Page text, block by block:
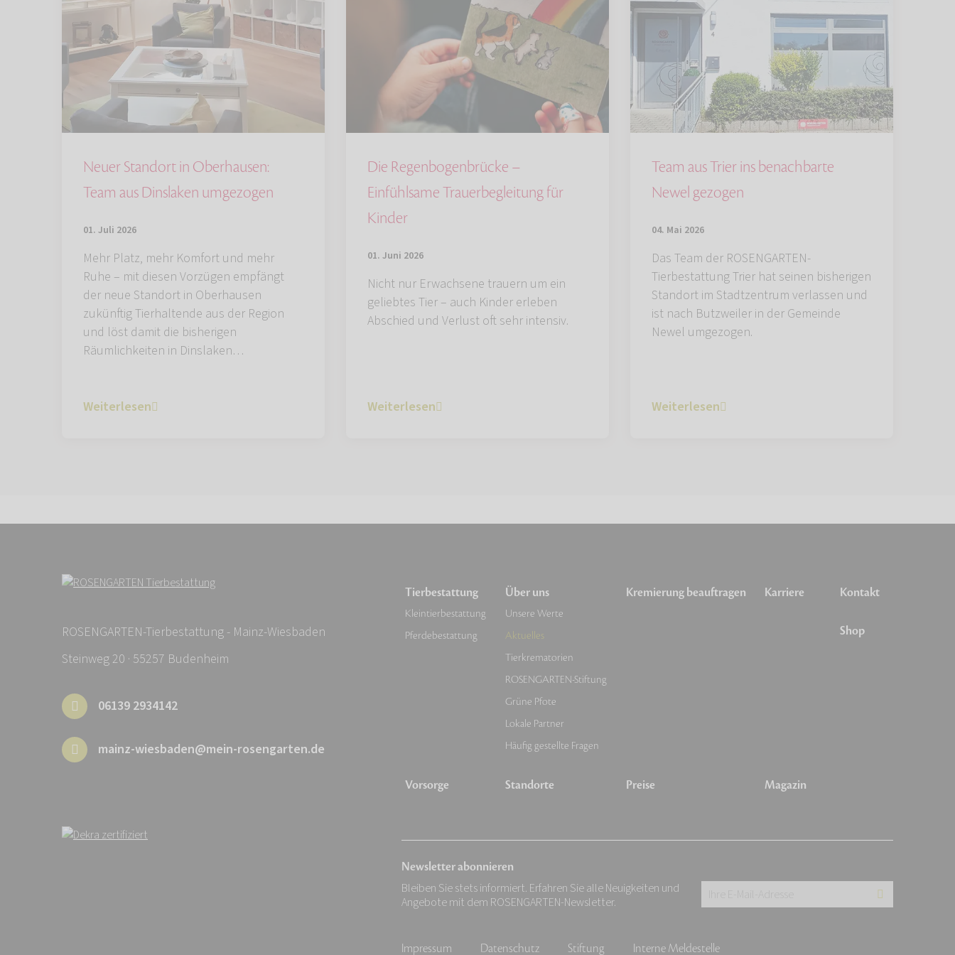
Neuer Standort in Oberhausen:
Team aus Dinslaken umgezogen
01. Juli 2026
Mehr Platz, mehr Komfort und mehr
Ruhe – mit diesen Vorzügen empfängt
der neue Standort in Oberhausen
zukünftig Tierhaltende aus der Region
und löst damit die bisherigen
Räumlichkeiten in Dinslaken…
Weiterlesen
Die Regenbogenbrücke –
Einfühlsame Trauerbegleitung für
Kinder
01. Juni 2026
Nicht nur Erwachsene trauern um ein
geliebtes Tier – auch Kinder erleben
Abschied und Verlust oft sehr intensiv.
Weiterlesen
Team aus Trier ins benachbarte
Newel gezogen
04. Mai 2026
Das Team der ROSENGARTEN-
Tierbestattung Trier hat seinen bisherigen
Standort im Stadtzentrum verlassen und
ist nach Butzweiler in der Gemeinde
Newel umgezogen.
Weiterlesen
ROSENGARTEN-Tierbestattung - Mainz-Wiesbaden
Steinweg 20 · 55257 Budenheim
06139 2934142
mainz-wiesbaden@mein-rosengarten.de
Tierbestattung
Kleintierbestattung
Pferdebestattung
Vorsorge
Über uns
Unsere Werte
Aktuelles
Tierkrematorien
ROSENGARTEN-Stiftung
Grüne Pfote
Lokale Partner
Häufig gestellte Fragen
Standorte
Kremierung beauftragen
Preise
Karriere
Magazin
Kontakt
Shop
Newsletter abonnieren
Bleiben Sie stets informiert. Erfahren Sie alle Neuigkeiten und
Angebote mit dem ROSENGARTEN-Newsletter.
Impressum Datenschutz Stiftung Interne Meldestelle